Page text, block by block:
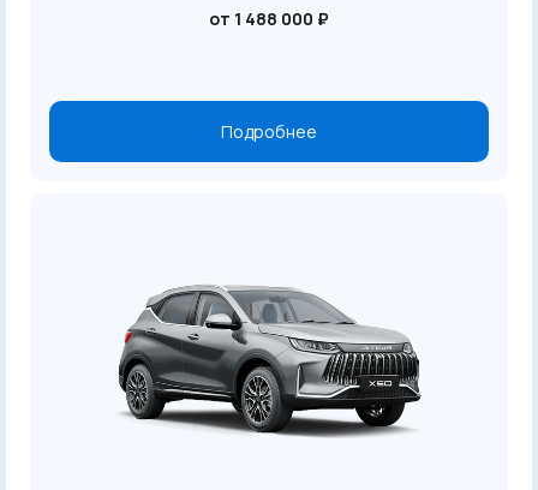
от 1 488 000 ₽
Подробнее